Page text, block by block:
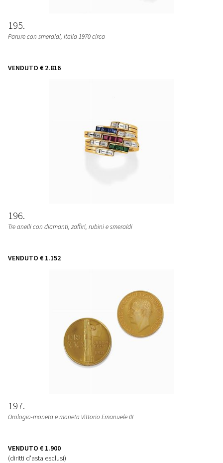
195
Parure con smeraldi, Italia 1970 circa
VENDUTO € 2.816
196
Tre anelli con diamanti, zaffiri, rubini e smeraldi
VENDUTO € 1.152
197
Orologio-moneta e moneta Vittorio Emanuele III
VENDUTO € 1.900
(diritti d'asta esclusi)